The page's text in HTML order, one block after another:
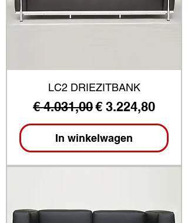
LC2 DRIEZITBANK
Normale prijs
€ 4.031,00Verkoopprijs
€ 3.224,80
In winkelwagen